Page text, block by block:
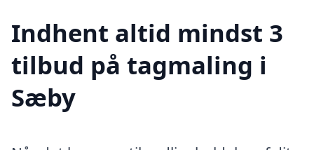
Indhent altid mindst 3
tilbud på tagmaling i
Sæby